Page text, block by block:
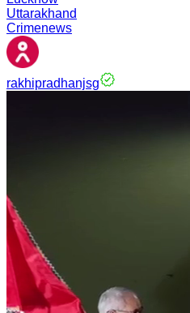
Uttarakhand
Crimenews
rakhipradhanjsg